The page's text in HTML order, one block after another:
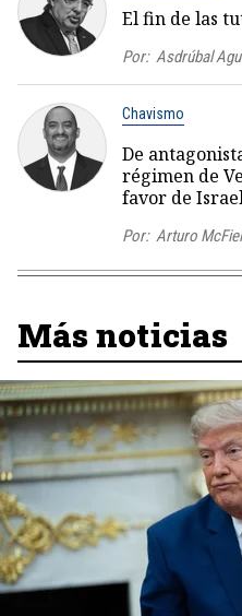
El fin de las
Por: Asdrúbal
Chavismo
De
régimen de
favor de
Por: Arturo
Más noticias